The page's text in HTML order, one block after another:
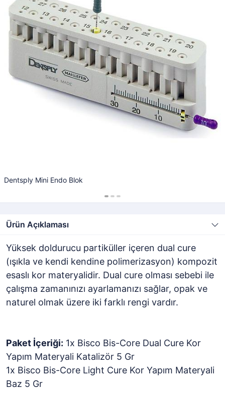
Dentsply Mini Endo Blok
Ürün Açıklaması
Yüksek doldurucu partiküller içeren dual cure
(ışıkla ve kendi kendine polimerizasyon) kompozit
esaslı kor materyalidir. Dual cure olması sebebi ile
çalışma zamanınızı ayarlamanızı sağlar, opak ve
naturel olmak üzere iki farklı rengi vardır.
Paket İçeriği: 1x Bisco Bis-Core Dual Cure Kor
Yapım Materyali Katalizör 5 Gr
1x Bisco Bis-Core Light Cure Kor Yapım Materyali
Baz 5 Gr